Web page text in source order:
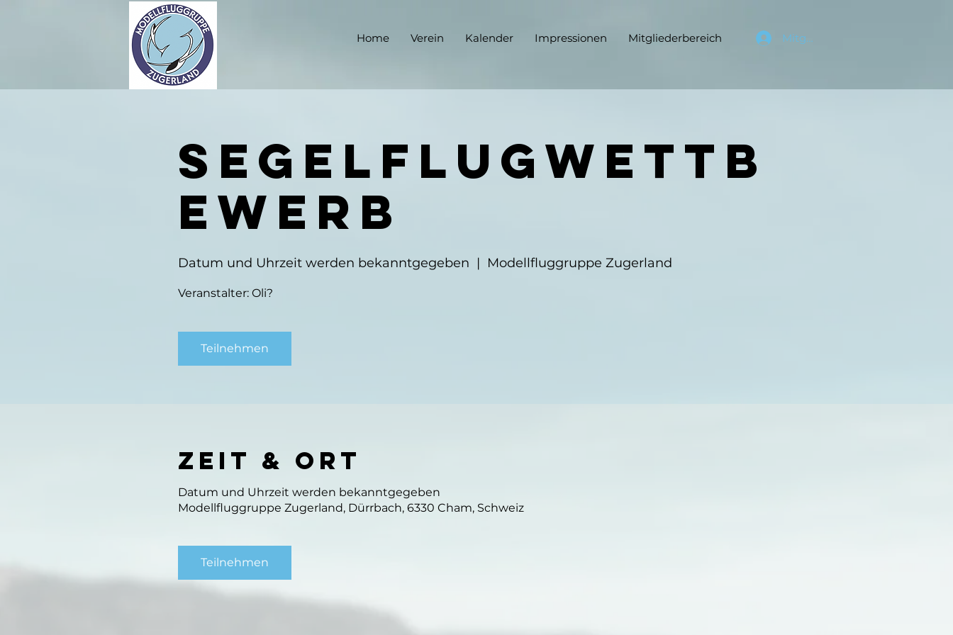
Home Verein Kalender Impressionen Mitgliederbereich Mitgl. Login
Segelflugwettb
ewerb
Datum und Uhrzeit werden bekanntgegeben
  |
Modellfluggruppe Zugerland
Veranstalter: Oli?
Teilnehmen
Zeit & Ort
Datum und Uhrzeit werden bekanntgegeben
Modellfluggruppe Zugerland, Dürrbach, 6330 Cham, Schweiz
Teilnehmen